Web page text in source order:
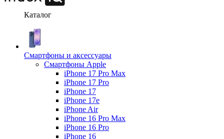
Каталог
Смартфоны и аксессуары
Смартфоны Apple
iPhone 17 Pro Max
iPhone 17 Pro
iPhone 17
iPhone 17e
iPhone Air
iPhone 16 Pro Max
iPhone 16 Pro
iPhone 16